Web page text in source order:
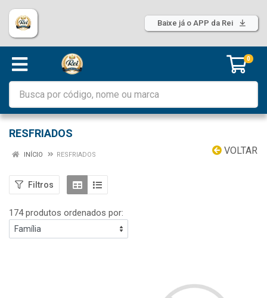
Baixe já o APP da Rei
0
RESFRIADOS
VOLTAR
INÍCIO RESFRIADOS
Filtros
174 produtos ordenados por: